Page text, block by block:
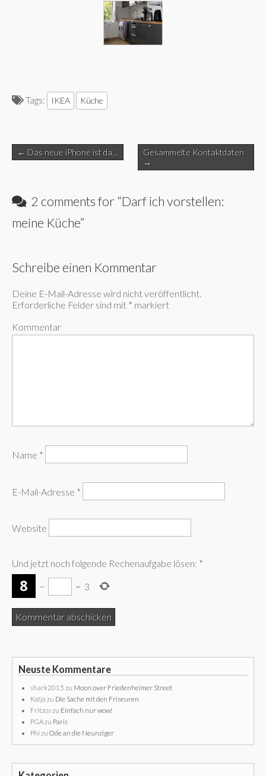
Tags: IKEA Küche
Post
navigation
← Das neue iPhone ist da…
Gesammelte Kontaktdaten
→
2 comments for “Darf ich vorstellen:
meine Küche”
Schreibe einen Kommentar
Deine E-Mail-Adresse wird nicht veröffentlicht.
Erforderliche Felder sind mit * markiert
Kommentar
Name *
E-Mail-Adresse *
Website
Und jetzt noch folgende Rechenaufgabe lösen: *
− = 3
Neuste Kommentare
shark2015 zu Moon over Friedenheimer Street
Katja zu Die Sache mit den Friseuren
Fritzoszu Einfach nur wow!
PGAzu Paris
Phi zu Ode an die Neunziger